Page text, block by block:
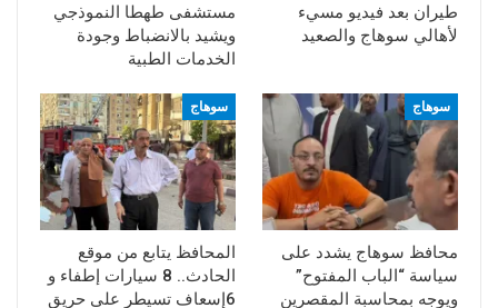
طيران بعد فيديو مسيء
لأهالي سوهاج والصعيد
مستشفى طهطا النموذجي
ويشيد بالانضباط وجودة
الخدمات الطبية
سوهاج
محافظ سوهاج يشدد على
سياسة “الباب المفتوح”
ويوجه بمحاسبة المقصرين
سوهاج
المحافظ يتابع من موقع
الحادث.. 8 سيارات إطفاء و
6إسعاف تسيطر على حريق